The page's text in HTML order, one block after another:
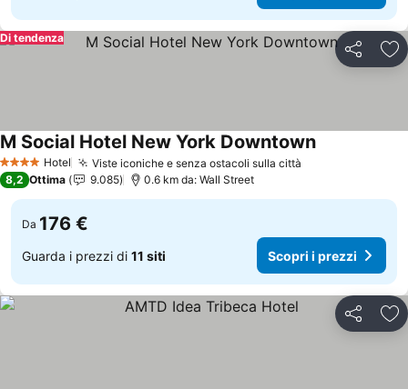
Condividi
Di tendenza
4 Stelle Hotel Viste iconiche e senza ostacoli sulla città
M Social Hotel New York Downtown
8,2 Ottima 9.085 0.6 km da: Wall Street
Da 176 €
Guarda i prezzi di 11 siti Scopri i prezzi
Condividi